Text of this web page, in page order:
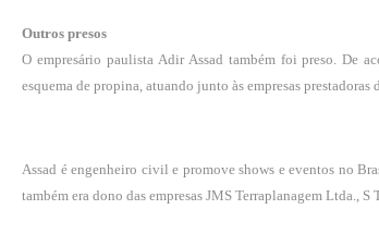
Outros presos
O empresário paulista Adir Assad também foi preso. De
esquema de propina, atuando junto às empresas prestadoras
Assad é engenheiro civil e promove shows e eventos no
também era dono das empresas JMS Terraplanagem Ltda.,